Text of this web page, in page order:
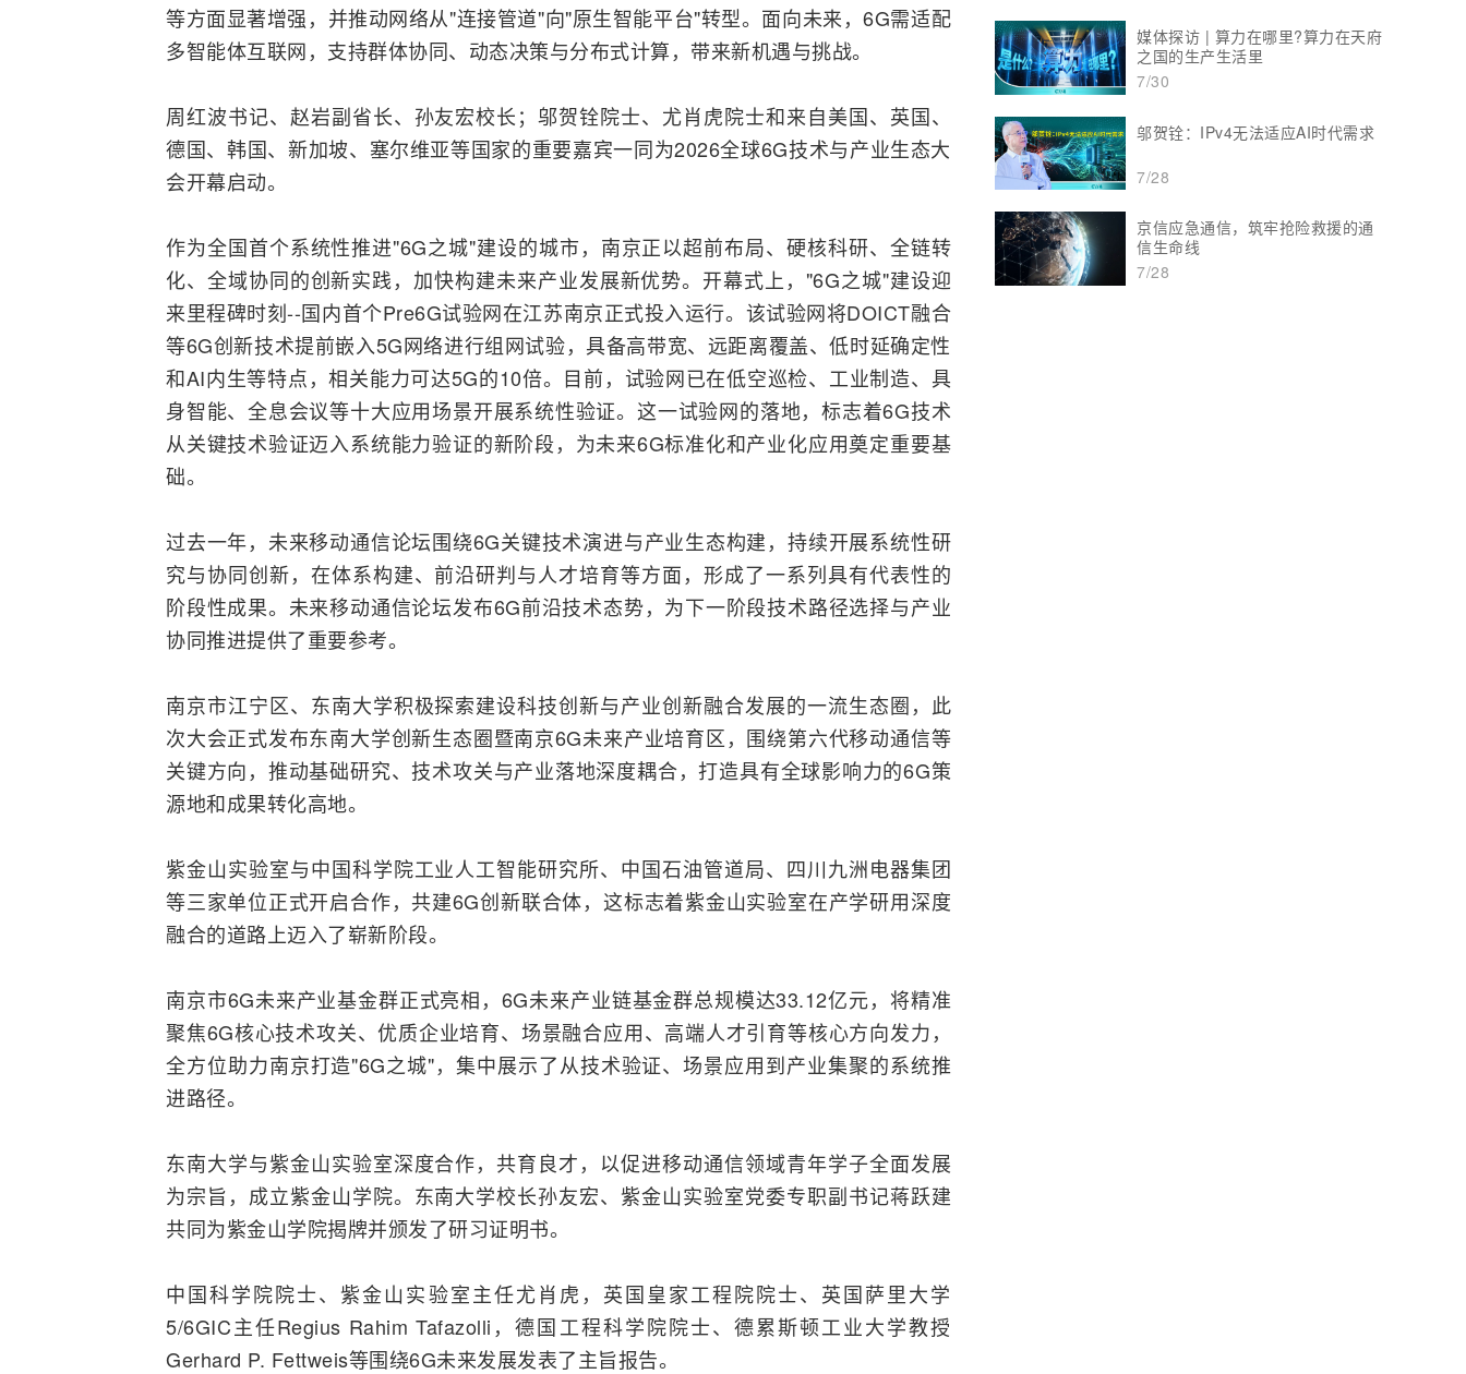
等方面显著增强，并推动网络从"连接管道"向"原生智能平台"转型。面向未来，6G需适配
多智能体互联网，支持群体协同、动态决策与分布式计算，带来新机遇与挑战。
周红波书记、赵岩副省长、孙友宏校长；邬贺铨院士、尤肖虎院士和来自美国、英国、
德国、韩国、新加坡、塞尔维亚等国家的重要嘉宾一同为2026全球6G技术与产业生态大
会开幕启动。
作为全国首个系统性推进"6G之城"建设的城市，南京正以超前布局、硬核科研、全链转
化、全域协同的创新实践，加快构建未来产业发展新优势。开幕式上，"6G之城"建设迎
来里程碑时刻--国内首个Pre6G试验网在江苏南京正式投入运行。该试验网将DOICT融合
等6G创新技术提前嵌入5G网络进行组网试验，具备高带宽、远距离覆盖、低时延确定性
和AI内生等特点，相关能力可达5G的10倍。目前，试验网已在低空巡检、工业制造、具
身智能、全息会议等十大应用场景开展系统性验证。这一试验网的落地，标志着6G技术
从关键技术验证迈入系统能力验证的新阶段，为未来6G标准化和产业化应用奠定重要基
础。
过去一年，未来移动通信论坛围绕6G关键技术演进与产业生态构建，持续开展系统性研
究与协同创新，在体系构建、前沿研判与人才培育等方面，形成了一系列具有代表性的
阶段性成果。未来移动通信论坛发布6G前沿技术态势，为下一阶段技术路径选择与产业
协同推进提供了重要参考。
南京市江宁区、东南大学积极探索建设科技创新与产业创新融合发展的一流生态圈，此
次大会正式发布东南大学创新生态圈暨南京6G未来产业培育区，围绕第六代移动通信等
关键方向，推动基础研究、技术攻关与产业落地深度耦合，打造具有全球影响力的6G策
源地和成果转化高地。
紫金山实验室与中国科学院工业人工智能研究所、中国石油管道局、四川九洲电器集团
等三家单位正式开启合作，共建6G创新联合体，这标志着紫金山实验室在产学研用深度
融合的道路上迈入了崭新阶段。
南京市6G未来产业基金群正式亮相，6G未来产业链基金群总规模达33.12亿元，将精准
聚焦6G核心技术攻关、优质企业培育、场景融合应用、高端人才引育等核心方向发力，
全方位助力南京打造"6G之城"，集中展示了从技术验证、场景应用到产业集聚的系统推
进路径。
东南大学与紫金山实验室深度合作，共育良才，以促进移动通信领域青年学子全面发展
为宗旨，成立紫金山学院。东南大学校长孙友宏、紫金山实验室党委专职副书记蒋跃建
共同为紫金山学院揭牌并颁发了研习证明书。
中国科学院院士、紫金山实验室主任尤肖虎，英国皇家工程院院士、英国萨里大学
5/6GIC主任Regius Rahim Tafazolli，德国工程科学院院士、德累斯顿工业大学教授
Gerhard P. Fettweis等围绕6G未来发展发表了主旨报告。
媒体探访 | 算力在哪里?算力在天府
之国的生产生活里
7/30
邬贺铨：IPv4无法适应AI时代需求
7/28
京信应急通信，筑牢抢险救援的通
信生命线
7/28